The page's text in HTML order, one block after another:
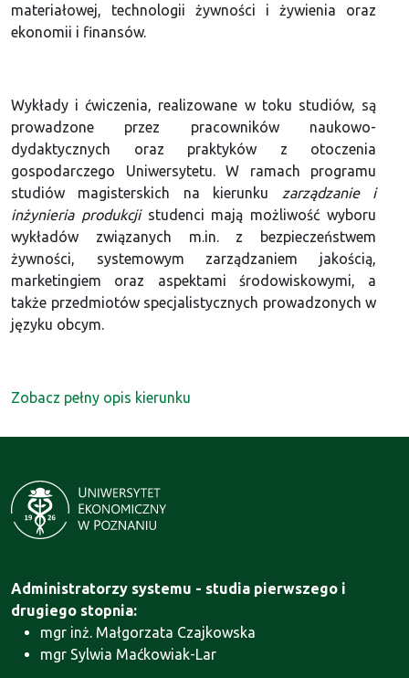
materiałowej, technologii żywności i żywienia oraz
ekonomii i finansów.
Wykłady i ćwiczenia, realizowane w toku studiów, są
prowadzone przez pracowników naukowo-
dydaktycznych oraz praktyków z otoczenia
gospodarczego Uniwersytetu. W ramach programu
studiów magisterskich na kierunku zarządzanie i
inżynieria produkcjistudenci mają możliwość wyboru
wykładów związanych m.in. z bezpieczeństwem
żywności, systemowym zarządzaniem jakością,
marketingiem oraz aspektami środowiskowymi, a
także przedmiotów specjalistycznych prowadzonych w
języku obcym.
Zobacz pełny opis kierunku
Administratorzy systemu - studia pierwszego i
drugiego stopnia:
mgr inż. Małgorzata Czajkowska
mgr Sylwia Maćkowiak-Lar